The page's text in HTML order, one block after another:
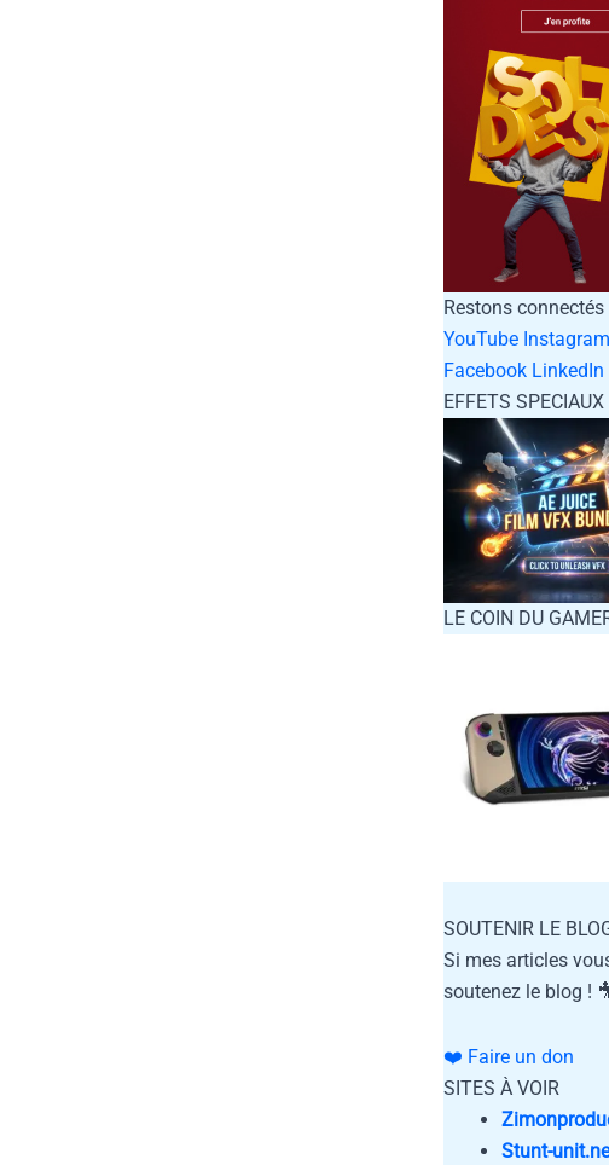
Restons connectés
YouTube Instagram
Facebook LinkedIn
EFFETS SPECIAUX
LE COIN DU
SOUTENIR LE
Si mes articles
soutenez le blog !
❤️ Faire un don
SITES À VOIR
Stunt-